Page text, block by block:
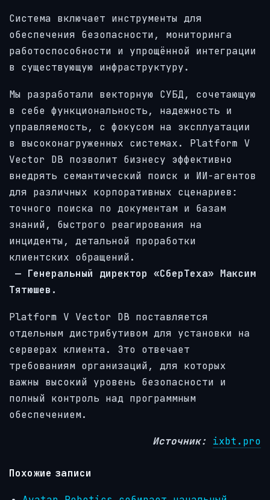
Система включает инструменты для
обеспечения безопасности, мониторинга
работоспособности и упрощённой интеграции
в существующую инфраструктуру.
Мы разработали векторную СУБД, сочетающую
в себе функциональность, надежность и
управляемость, с фокусом на эксплуатации
в высоконагруженных системах. Platform V
Vector DB позволит бизнесу эффективно
внедрять семантический поиск и ИИ-агентов
для различных корпоративных сценариев:
точного поиска по документам и базам
знаний, быстрого реагирования на
инциденты, детальной проработки
клиентских обращений.
— Генеральный директор «СберТеха» Максим
Тятюшев.
Platform V Vector DB поставляется
отдельным дистрибутивом для установки на
серверах клиента. Это отвечает
требованиям организаций, для которых
важны высокий уровень безопасности и
полный контроль над программным
обеспечением.
Источник: ixbt.pro
Похожие записи